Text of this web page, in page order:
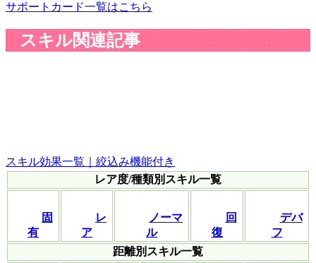
サポートカード一覧はこちら
スキル関連記事
スキル効果一覧｜絞込み機能付き
レア度/種類別スキル一覧
固
有
レ
ア
ノーマ
ル
回
復
デバ
フ
距離別スキル一覧